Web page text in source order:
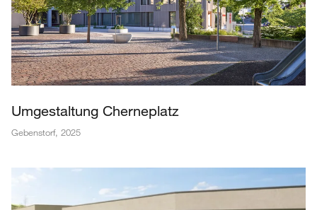
Umgestaltung Cherneplatz
Gebenstorf, 2025